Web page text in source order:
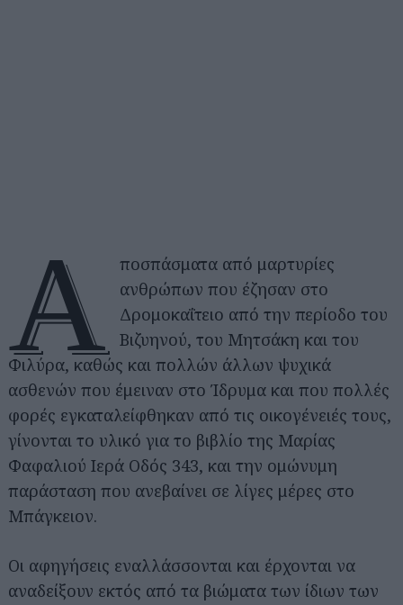
Α
ποσπάσματα από μαρτυρίες
ανθρώπων που έζησαν στο
Δρομοκαΐτειο από την περίοδο του
Βιζυηνού, του Μητσάκη και του
Φιλύρα, καθώς και πολλών άλλων ψυχικά
ασθενών που έμειναν στο Ίδρυμα και που πολλές
φορές εγκαταλείφθηκαν από τις οικογένειές τους,
γίνονται το υλικό για το βιβλίο της Μαρίας
Φαφαλιού Ιερά Οδός 343, και την ομώνυμη
παράσταση που ανεβαίνει σε λίγες μέρες στο
Μπάγκειον.
Οι αφηγήσεις εναλλάσσονται και έρχονται να
αναδείξουν εκτός από τα βιώματα των ίδιων των